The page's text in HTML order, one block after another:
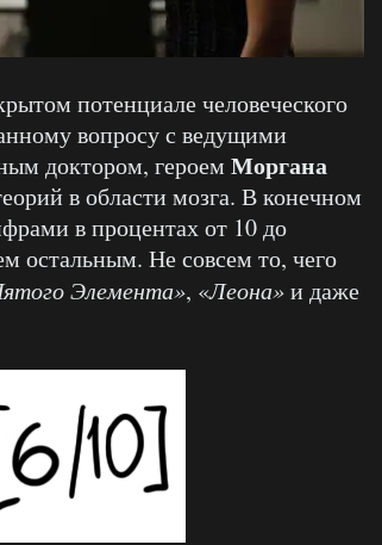
потенциале человеческого
вопросу с ведущими
доктором, героем Моргана
в области мозга. В конечном
в процентах от 10 до
остальным. Не совсем то, чего
Элемента», «Леона»и даже